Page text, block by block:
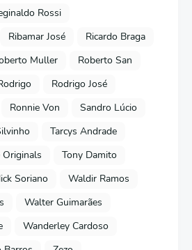
Rossi
Ribamar José
Ricardo Braga
Muller
Roberto San
Rodrigo José
Ronnie Von
Sandro Lúcio
Tarcys Andrade
Originals
Tony Damito
Soriano
Waldir Ramos
Walter Guimarães
Wanderley Cardoso